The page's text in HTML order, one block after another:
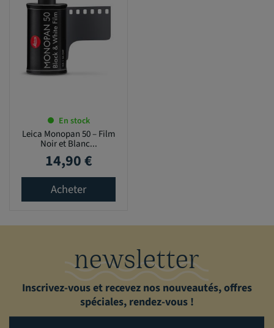
En stock
Leica Monopan 50 – Film
Noir et Blanc...
Prix
14,90 €
Acheter
newsletter
Inscrivez-vous et recevez nos nouveautés, offres
spéciales, rendez-vous !